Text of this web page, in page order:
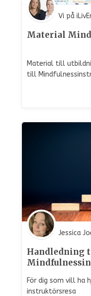
Vi på
Material
Material till
till
Jessica
För dig som vill ha
instruktörsresa